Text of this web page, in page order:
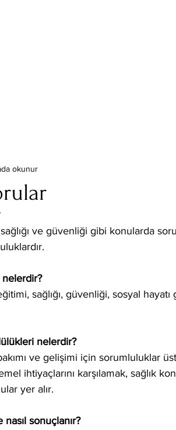
okunur
ve güvenliği gibi konularda
nelerdir?
sağlığı, güvenliği, sosyal
nelerdir?
ve gelişimi için sorumluluklar
ihtiyaçlarını karşılamak, sağlık
yer alır.
sonuçlanır?